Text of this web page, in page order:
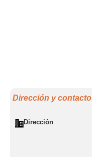
Dirección y contacto
Dirección